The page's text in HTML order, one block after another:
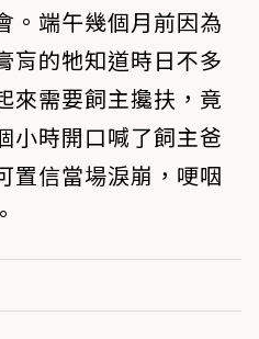
。端午幾個月前因為
肓的牠知道時日不多
來需要飼主攙扶，竟
小時開口喊了飼主爸
置信當場淚崩，哽咽